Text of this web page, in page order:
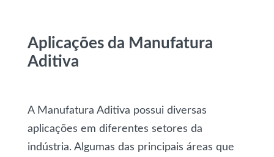
Aplicações da Manufatura
Aditiva
A Manufatura Aditiva possui diversas
aplicações em diferentes setores da
indústria. Algumas das principais áreas que